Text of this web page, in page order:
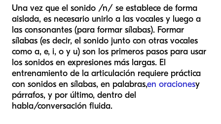
Una vez que el sonido /n/ se establece de forma
aislada, es necesario unirlo a las vocales y luego a
las consonantes (para formar sílabas). Formar
sílabas (es decir, el sonido junto con otras vocales
como a, e, i, o y u) son los primeros pasos para usar
los sonidos en expresiones más largas. El
entrenamiento de la articulación requiere práctica
con sonidos en sílabas, en palabras,en oracionesy
párrafos, y por último, dentro del
habla/conversación fluida.